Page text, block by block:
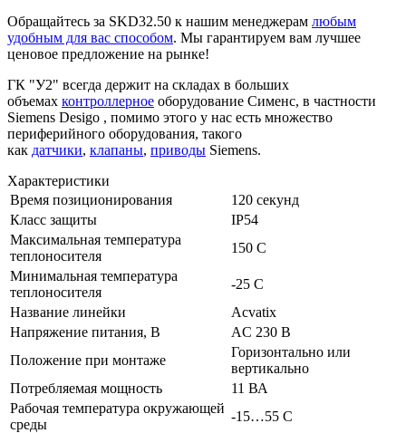
Обращайтесь за SKD32.50 к нашим менеджерам любым
удобным для вас способом. Мы гарантируем вам лучшее
ценовое предложение на рынке!
ГК "У2" всегда держит на складах в больших
объемах контроллерное оборудование Сименс, в частности
Siemens Desigo , помимо этого у нас есть множество
периферийного оборудования, такого
как датчики, клапаны, приводы Siemens.
Характеристики
Время позиционирования
120 секунд
Класс защиты
IP54
Максимальная температура
теплоносителя
150 C
Минимальная температура
теплоносителя
-25 C
Название линейки
Acvatix
Напряжение питания, В
AC 230 В
Положение при монтаже
Горизонтально или
вертикально
Потребляемая мощность
11 ВА
Рабочая температура окружающей
среды
-15…55 C